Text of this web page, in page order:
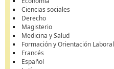
Ciencias sociales
Derecho
Magisterio
Medicina y Salud
Formación y Orientación Laboral
Francés
Español